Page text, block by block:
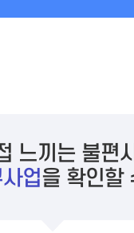
느끼는 불편
업을 확인할